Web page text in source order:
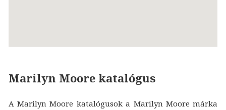
Marilyn Moore katalógus
A Marilyn Moore katalógusok a Marilyn Moore márka